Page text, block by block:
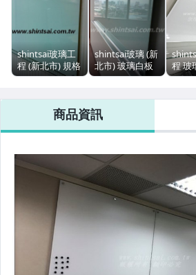
shintsai玻璃工
程 (新北市) 規格
尺寸訂做 免運費
璃白板 彩繪玻璃
shintsai玻璃 (新
北市) 玻璃白板
行事曆白板 開會
磁性玻璃白板 鋁
框白板
程 玻
性玻
影玻
活
商品資訊